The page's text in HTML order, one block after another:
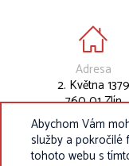
Adresa
2. Května 1379
760 01 Zlín
Abychom Vám
služby a pokročilé
tohoto webu s